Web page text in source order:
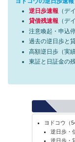
逆日歩速報 （デ
貸借残速報 （デ
注意喚起・申込
過去の逆日歩と
高額逆日歩（実
東証と日証金の
ヨドコウ（
逆日歩・
逆日歩・